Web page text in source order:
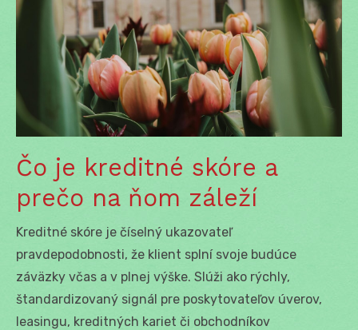
Čo je kreditné skóre a
prečo na ňom záleží
Kreditné skóre je číselný ukazovateľ
pravdepodobnosti, že klient splní svoje budúce
záväzky včas a v plnej výške. Slúži ako rýchly,
štandardizovaný signál pre poskytovateľov úverov,
leasingu, kreditných kariet či obchodníkov